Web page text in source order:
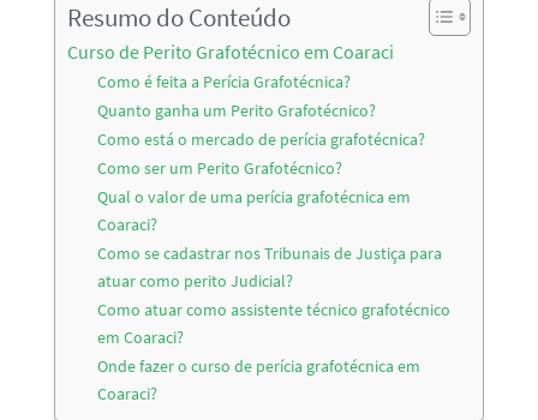
Resumo do Conteúdo
Curso de Perito Grafotécnico em Coaraci
Como é feita a Perícia Grafotécnica?
Quanto ganha um Perito Grafotécnico?
Como está o mercado de perícia grafotécnica?
Como ser um Perito Grafotécnico?
Qual o valor de uma perícia grafotécnica em
Coaraci?
Como se cadastrar nos Tribunais de Justiça para
atuar como perito Judicial?
Como atuar como assistente técnico grafotécnico
em Coaraci?
Onde fazer o curso de perícia grafotécnica em
Coaraci?